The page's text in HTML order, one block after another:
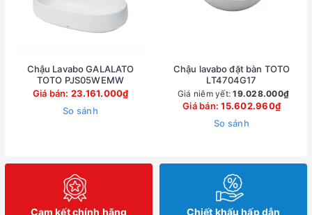
Chậu Lavabo GALALATO
TOTO PJS05WEMW
Giá bán: 23.161.000₫
So sánh
Chậu lavabo đặt bàn TOTO
LT4704G17
Giá niêm yết:19.028.000₫
Giá bán:15.602.960₫
So sánh
Cam kết chính hãng Chiết khấu hấp dẫn